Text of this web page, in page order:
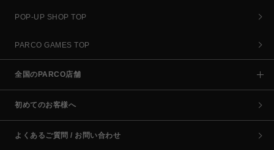
POP-UP SHOP TOP
PARCO GAMES TOP
全国のPARCO店舗
初めてのお客様へ
よくあるご質問 / お問い合わせ